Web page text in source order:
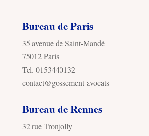
Bureau de Paris
35 avenue de Saint-Mandé
75012 Paris
Tel. 0153440132
contact@gossement-avocats
Bureau de Rennes
32 rue Tronjolly